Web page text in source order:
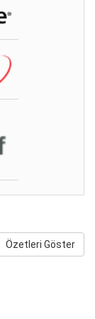
Özetleri Göster